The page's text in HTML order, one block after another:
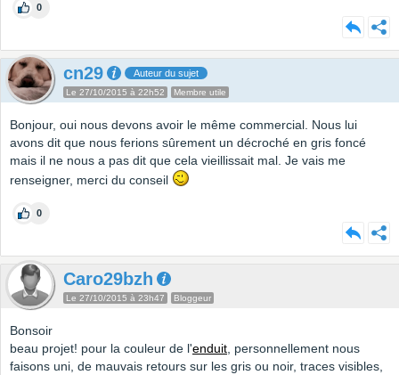
0
cn29 Auteur du sujet
Le 27/10/2015 à 22h52 Membre utile
Bonjour, oui nous devons avoir le même commercial. Nous lui
avons dit que nous ferions sûrement un décroché en gris foncé
mais il ne nous a pas dit que cela vieillissait mal. Je vais me
renseigner, merci du conseil
0
Caro29bzh
Le 27/10/2015 à 23h47 Bloggeur
Bonsoir
beau projet! pour la couleur de l'enduit , personnellement nous
faisons uni, de mauvais retours sur les gris ou noir, traces visibles,